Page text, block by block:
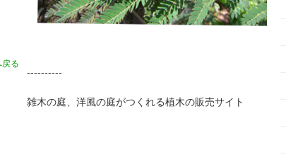
る
----------
雑木の庭、洋風の庭がつくれる植木の販売サイト